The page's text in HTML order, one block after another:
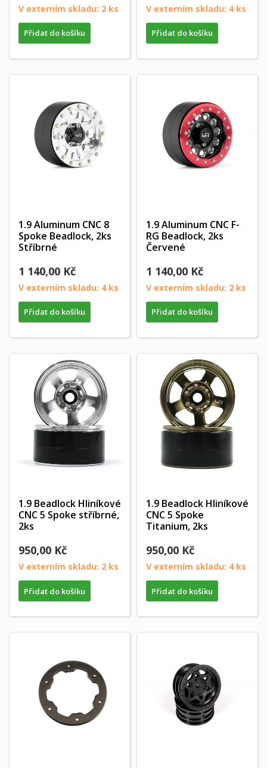
V externím skladu: 2 ks
Přidat do košíku
V externím skladu: 4 ks
Přidat do košíku
1.9 Aluminum CNC 8
Spoke Beadlock, 2ks
Stříbrné
1 140,00 Kč
V externím skladu: 4 ks
Přidat do košíku
1.9 Aluminum CNC F-
RG Beadlock, 2ks
Červené
1 140,00 Kč
V externím skladu: 2 ks
Přidat do košíku
1.9 Beadlock Hliníkové
CNC 5 Spoke stříbrné,
2ks
950,00 Kč
V externím skladu: 2 ks
Přidat do košíku
1.9 Beadlock Hliníkové
CNC 5 Spoke
Titanium, 2ks
950,00 Kč
V externím skladu: 4 ks
Přidat do košíku